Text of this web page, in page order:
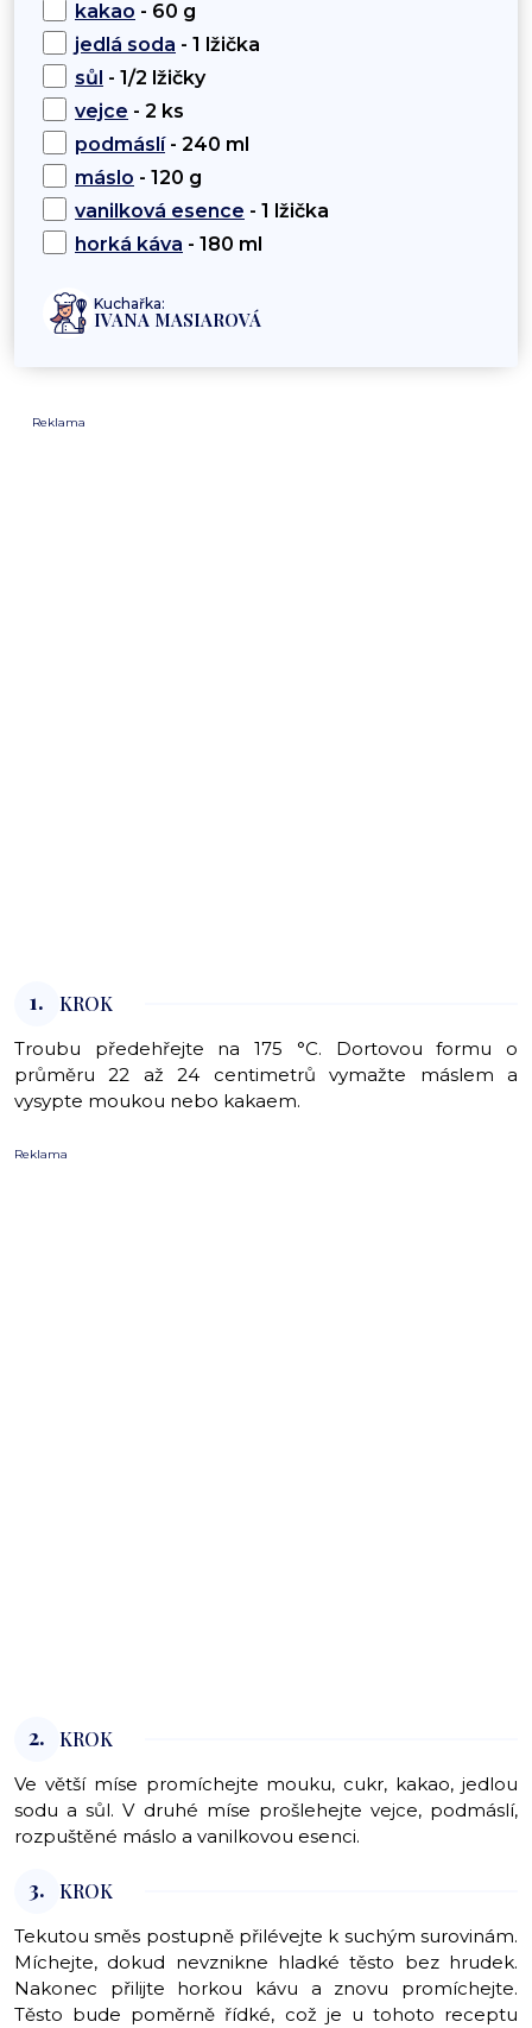
kakao - 60 g
jedlá soda - 1 lžička
sůl - 1/2 lžičky
vejce - 2 ks
podmáslí- 240 ml
máslo - 120 g
vanilková esence - 1 lžička
horká káva - 180 ml
Kuchařka:
IVANA MASIAROVÁ
Reklama
1. KROK
Troubu předehřejte na 175 °C. Dortovou formu o
průměru 22 až 24 centimetrů vymažte máslem a
vysypte moukou nebo kakaem.
Reklama
2. KROK
Ve větší míse promíchejte mouku, cukr, kakao, jedlou
sodu a sůl. V druhé míse prošlehejte vejce, podmáslí,
rozpuštěné máslo a vanilkovou esenci.
3. KROK
Tekutou směs postupně přilévejte k suchým surovinám.
Míchejte, dokud nevznikne hladké těsto bez hrudek.
Nakonec přilijte horkou kávu a znovu promíchejte.
Těsto bude poměrně řídké, což je u tohoto receptu